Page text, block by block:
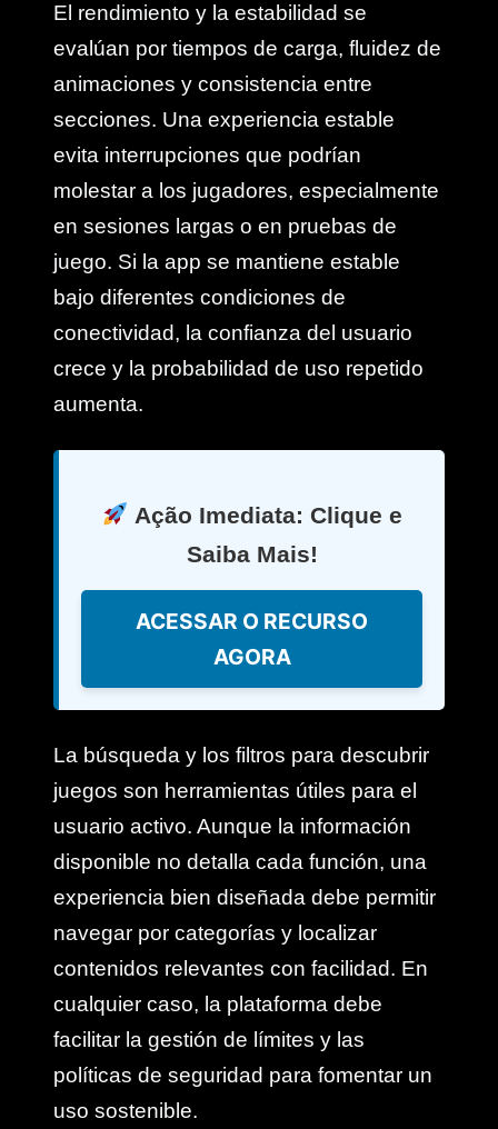
El rendimiento y la estabilidad se
evalúan por tiempos de carga, fluidez de
animaciones y consistencia entre
secciones. Una experiencia estable
evita interrupciones que podrían
molestar a los jugadores, especialmente
en sesiones largas o en pruebas de
juego. Si la app se mantiene estable
bajo diferentes condiciones de
conectividad, la confianza del usuario
crece y la probabilidad de uso repetido
aumenta.
Ação Imediata: Clique e
Saiba Mais!
ACESSAR O RECURSO
AGORA
La búsqueda y los filtros para descubrir
juegos son herramientas útiles para el
usuario activo. Aunque la información
disponible no detalla cada función, una
experiencia bien diseñada debe permitir
navegar por categorías y localizar
contenidos relevantes con facilidad. En
cualquier caso, la plataforma debe
facilitar la gestión de límites y las
políticas de seguridad para fomentar un
uso sostenible.